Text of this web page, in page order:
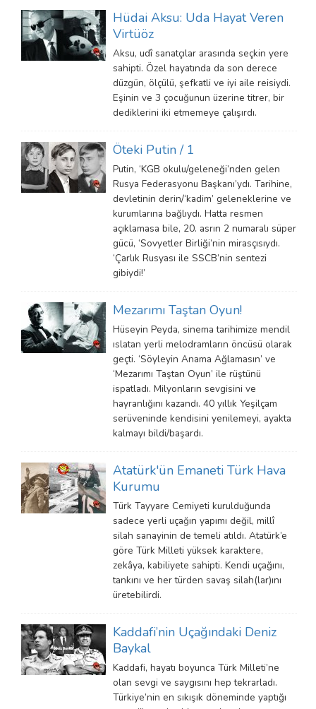
Hüdai Aksu: Uda Hayat Veren
Virtüöz
Aksu, udî sanatçılar arasında seçkin yere
sahipti. Özel hayatında da son derece
düzgün, ölçülü, şefkatli ve iyi aile reisiydi.
Eşinin ve 3 çocuğunun üzerine titrer, bir
dediklerini iki etmemeye çalışırdı.
Öteki Putin / 1
Putin, ‘KGB okulu/geleneği’nden gelen
Rusya Federasyonu Başkanı’ydı. Tarihine,
devletinin derin/‘kadim’ geleneklerine ve
kurumlarına bağlıydı. Hatta resmen
açıklamasa bile, 20. asrın 2 numaralı süper
gücü, ‘Sovyetler Birliği’nin mirasçısıydı.
‘Çarlık Rusyası ile SSCB’nin sentezi
gibiydi!’
Mezarımı Taştan Oyun!
Hüseyin Peyda, sinema tarihimize mendil
ıslatan yerli melodramların öncüsü olarak
geçti. ‘Söyleyin Anama Ağlamasın’ ve
‘Mezarımı Taştan Oyun’ ile rüştünü
ispatladı. Milyonların sevgisini ve
hayranlığını kazandı. 40 yıllık Yeşilçam
serüveninde kendisini yenilemeyi, ayakta
kalmayı bildi/başardı.
Atatürk'ün Emaneti Türk Hava
Kurumu
Türk Tayyare Cemiyeti kurulduğunda
sadece yerli uçağın yapımı değil, millî
silah sanayinin de temeli atıldı. Atatürk’e
göre Türk Milleti yüksek karaktere,
zekâya, kabiliyete sahipti. Kendi uçağını,
tankını ve her türden savaş silah(lar)ını
üretebilirdi.
Kaddafi’nin Uçağındaki Deniz
Baykal
Kaddafi, hayatı boyunca Türk Milleti’ne
olan sevgi ve saygısını hep tekrarladı.
Türkiye’nin en sıkışık döneminde yaptığı